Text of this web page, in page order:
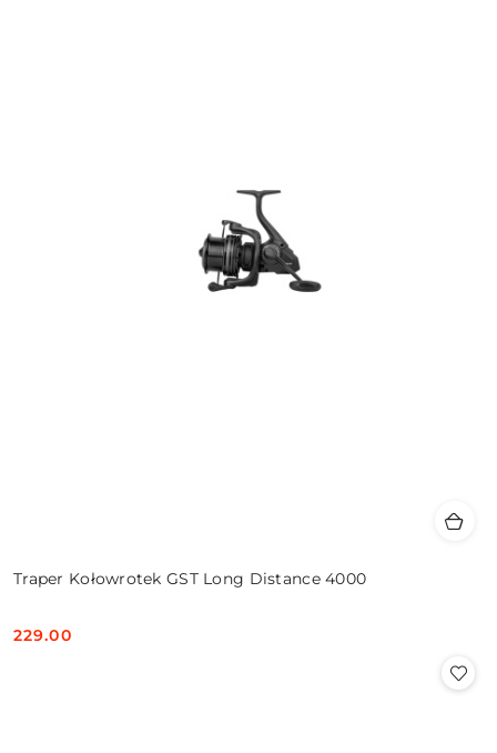
Traper Kołowrotek GST Long Distance 4000
Cena:
229.00